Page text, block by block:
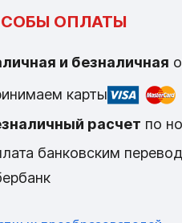
ОПЛАТЫ
и безналичная
карты
расчет по
банковским